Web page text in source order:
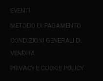
EVENTI
METODO DI PAGAMENTO
CONDIZIONI GENERALI DI
VENDITA
PRIVACY E COOKIE POLICY